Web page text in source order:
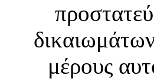
μέρους